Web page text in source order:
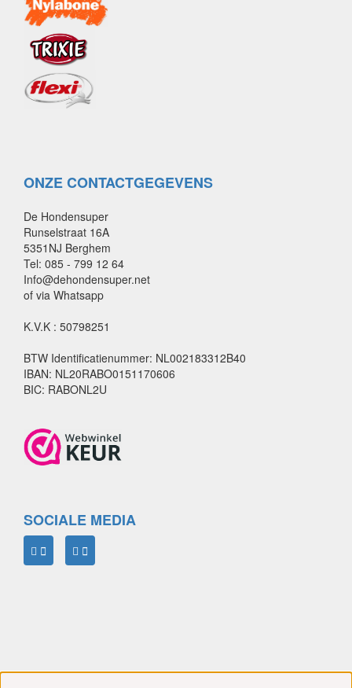
ONZE CONTACTGEGEVENS
De Hondensuper
Runselstraat 16A
5351NJ Berghem
Tel: 085 - 799 12 64
Info@dehondensuper.net
of via Whatsapp
K.V.K : 50798251
BTW Identificatienummer: NL002183312B40
IBAN: NL20RABO0151170606
BIC: RABONL2U
SOCIALE MEDIA